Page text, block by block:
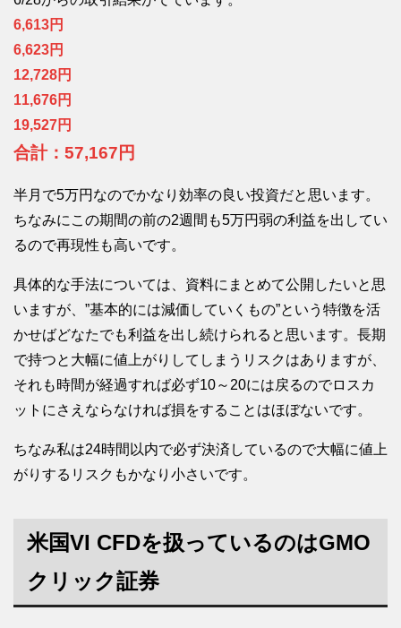
6,613円
6,623円
12,728円
11,676円
19,527円
合計：57,167円
半月で5万円なのでかなり効率の良い投資だと思います。
ちなみにこの期間の前の2週間も5万円弱の利益を出してい
るので再現性も高いです。
具体的な手法については、資料にまとめて公開したいと思
いますが、”基本的には減価していくもの”という特徴を活
かせばどなたでも利益を出し続けられると思います。長期
で持つと大幅に値上がりしてしまうリスクはありますが、
それも時間が経過すれば必ず10～20には戻るのでロスカ
ットにさえならなければ損をすることはほぼないです。
ちなみ私は24時間以内で必ず決済しているので大幅に値上
がりするリスクもかなり小さいです。
米国VI CFDを扱っているのはGMO
クリック証券